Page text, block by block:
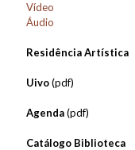
Vídeo
Áudio
Residência Artística
Uivo(pdf)
Agenda(pdf)
Catálogo Biblioteca